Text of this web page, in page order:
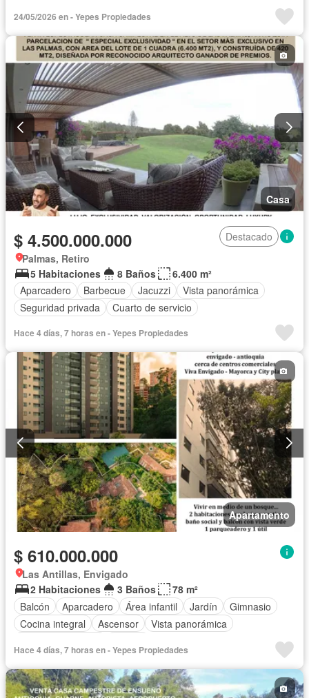
24/05/2026 en - Yepes Propiedades
Casa
$ 4.500.000.000
Destacado
Palmas, Retiro
5 Habitaciones
8 Baños
6.400 m²
Aparcadero
Barbecue Jacuzzi
Vista panorámica
Seguridad privada
Cuarto de servicio
Hace 4 días, 7 horas en - Yepes Propiedades
Apartamento
$ 610.000.000
Las Antillas, Envigado
2 Habitaciones
3 Baños
78 m²
Balcón
Aparcadero Área infantil Jardín
Gimnasio
Cocina integral
Ascensor
Vista panorámica
Hace 4 días, 7 horas en - Yepes Propiedades